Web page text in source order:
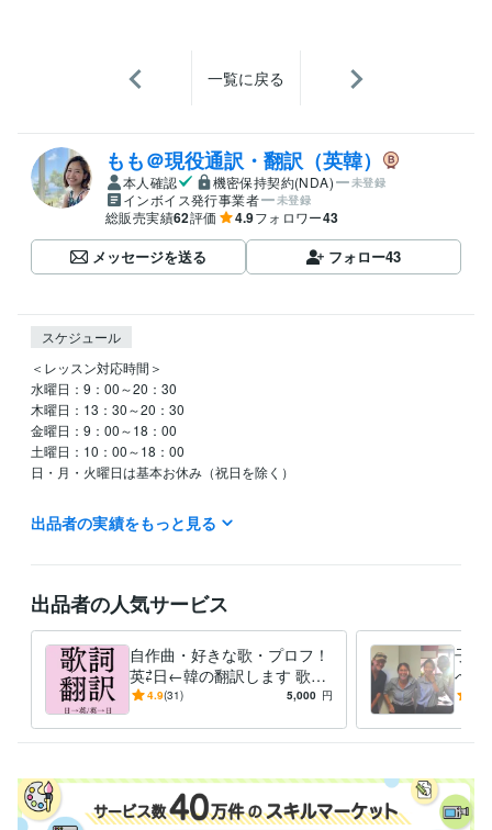
一覧に戻る
もも＠現役通訳・翻訳（英韓）
本人確認 機密保持契約(NDA) 未登録
インボイス発行事業者 未登録
総販売実績62評価 4.9フォロワー43
メッセージを送る フォロー43
スケジュール
＜レッスン対応時間＞
水曜日：9：00～20：30
木曜日：13：30～20：30
金曜日：9：00～18：00
土曜日：10：00～18：00
日・月・火曜日は基本お休み（祝日を除く）
時間についてはお気軽にお問い合わせください♪
作業は基本的に平日行っており、土日はメッセージの確認・見積りのみ
行っております。
資格・検定
ファイナンシャルプランナー1級 取得年 : 2015年
TOEIC895 取得年 : 2017年
得意分野
学習指導・資格・キャリア相談 就活、転職、勉強法、海外留学
海外留学 就活 転職
出品者の実績をもっと見る
出品者の人気サービス
自作曲・好きな歌・プロフ！
英⇄日←韓の翻訳します 歌詞
に込められた気持ちを丁寧か
ます
4.9(31) 5,000 円
子供
べる
ォニ
等